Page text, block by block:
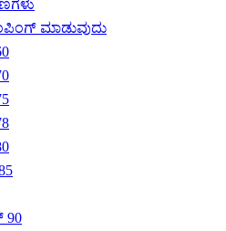
ಮಾಡುವುದು